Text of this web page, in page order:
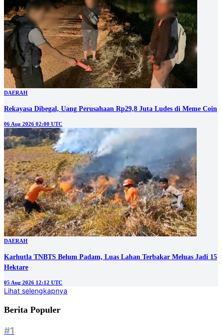
DAERAH
Rekayasa Dibegal, Uang Perusahaan Rp29,8 Juta Ludes di Meme Coin
06 Aug 2026 02:00 UTC
DAERAH
Karhutla TNBTS Belum Padam, Luas Lahan Terbakar Meluas Jadi 15
Hektare
05 Aug 2026 12:12 UTC
Lihat selengkapnya
Berita Populer
#1